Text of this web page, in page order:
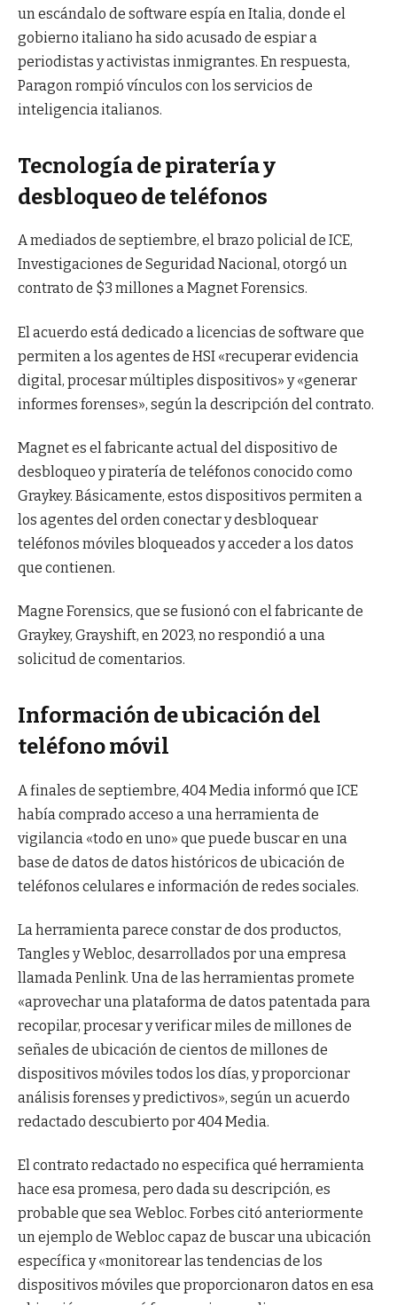
un escándalo de software espía en Italia, donde el
gobierno italiano ha sido acusado de espiar a
periodistas y activistas inmigrantes. En respuesta,
Paragon rompió vínculos con los servicios de
inteligencia italianos.
Tecnología de piratería y
desbloqueo de teléfonos
A mediados de septiembre, el brazo policial de ICE,
Investigaciones de Seguridad Nacional, otorgó un
contrato de $3 millones a Magnet Forensics.
El acuerdo está dedicado a licencias de software que
permiten a los agentes de HSI «recuperar evidencia
digital, procesar múltiples dispositivos» y «generar
informes forenses», según la descripción del contrato.
Magnet es el fabricante actual del dispositivo de
desbloqueo y piratería de teléfonos conocido como
Graykey. Básicamente, estos dispositivos permiten a
los agentes del orden conectar y desbloquear
teléfonos móviles bloqueados y acceder a los datos
que contienen.
Magne Forensics, que se fusionó con el fabricante de
Graykey, Grayshift, en 2023, no respondió a una
solicitud de comentarios.
Información de ubicación del
teléfono móvil
A finales de septiembre, 404 Media informó que ICE
había comprado acceso a una herramienta de
vigilancia «todo en uno» que puede buscar en una
base de datos de datos históricos de ubicación de
teléfonos celulares e información de redes sociales.
La herramienta parece constar de dos productos,
Tangles y Webloc, desarrollados por una empresa
llamada Penlink. Una de las herramientas promete
«aprovechar una plataforma de datos patentada para
recopilar, procesar y verificar miles de millones de
señales de ubicación de cientos de millones de
dispositivos móviles todos los días, y proporcionar
análisis forenses y predictivos», según un acuerdo
redactado descubierto por 404 Media.
El contrato redactado no especifica qué herramienta
hace esa promesa, pero dada su descripción, es
probable que sea Webloc. Forbes citó anteriormente
un ejemplo de Webloc capaz de buscar una ubicación
específica y «monitorear las tendencias de los
dispositivos móviles que proporcionaron datos en esa